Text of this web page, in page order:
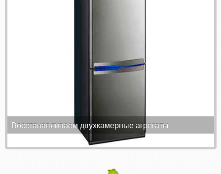
Восстанавливаем двухкамерные агрегаты